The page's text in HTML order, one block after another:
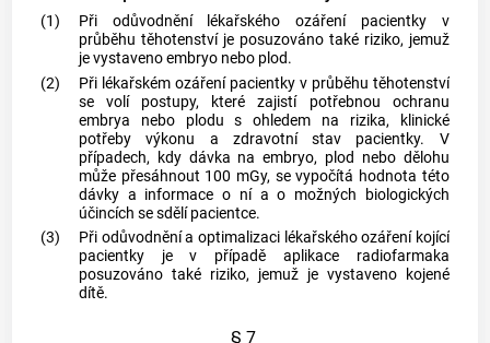
(1) Při odůvodnění lékařského ozářenípacientky v
průběhu těhotenství je posuzováno také riziko, jemuž
je vystaveno embryo nebo plod.
(2)
Při lékařském ozářenípacientky v průběhu těhotenství
se volí postupy, které zajistí potřebnou ochranu
embrya nebo plodu s ohledem na rizika, klinické
potřeby výkonu a zdravotní stav pacientky. V
případech, kdy dávka na embryo, plod nebo dělohu
může přesáhnout 100 mGy, se vypočítá hodnota této
dávky a informace o ní a o možných biologických
účincích se sdělí pacientce.
(3)
Při odůvodnění a optimalizaci lékařského ozářeníkojící
pacientky je v případě aplikace radiofarmaka
posuzováno také riziko, jemuž je vystaveno kojené
dítě.
§ 7